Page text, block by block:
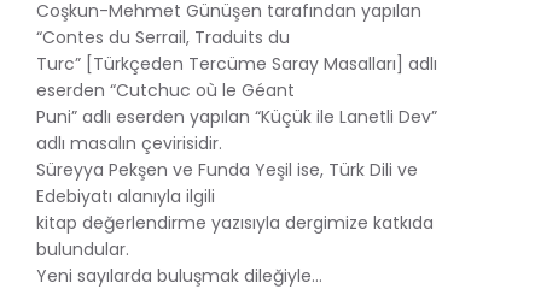
Coşkun-Mehmet Günüşen tarafından yapılan
“Contes du Serrail, Traduits du
Turc” [Türkçeden Tercüme Saray Masalları] adlı
eserden “Cutchuc où le Géant
Puni” adlı eserden yapılan “Küçük ile Lanetli Dev”
adlı masalın çevirisidir.
Süreyya Pekşen ve Funda Yeşil ise, Türk Dili ve
Edebiyatı alanıyla ilgili
kitap değerlendirme yazısıyla dergimize katkıda
bulundular.
Yeni sayılarda buluşmak dileğiyle…